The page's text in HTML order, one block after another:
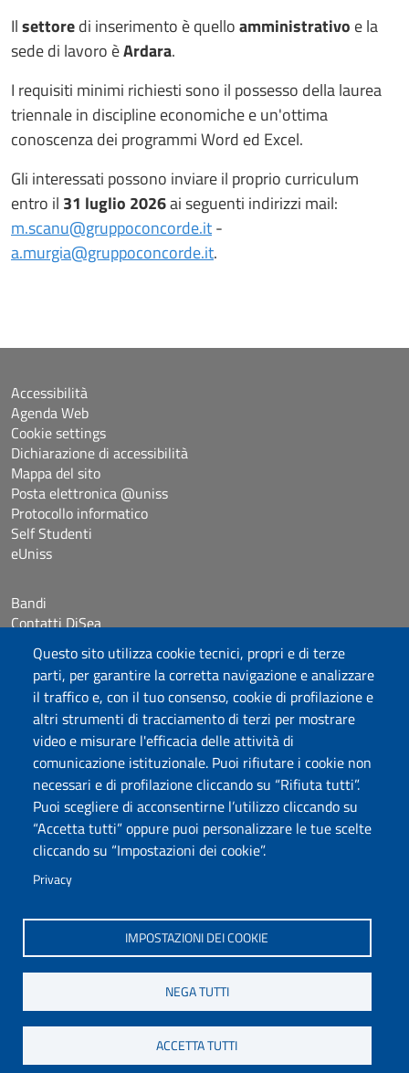
Questo sito utilizza cookie tecnici, propri e di terze
parti, per garantire la corretta navigazione e analizzare
il traffico e, con il tuo consenso, cookie di profilazione e
altri strumenti di tracciamento di terzi per mostrare
video e misurare l'efficacia delle attività di
comunicazione istituzionale. Puoi rifiutare i cookie non
necessari e di profilazione cliccando su “Rifiuta tutti”.
Puoi scegliere di acconsentirne l’utilizzo cliccando su
“Accetta tutti” oppure puoi personalizzare le tue scelte
cliccando su “Impostazioni dei cookie”.
Privacy
IMPOSTAZIONI DEI COOKIE
NEGA TUTTI
ACCETTA TUTTI
Ilsettoredi inserimento è quelloamministrativo e la
sede di lavoro èArdara.
I requisiti minimi richiesti sono il possesso della laurea
triennale in discipline economiche e un'ottima
conoscenza dei programmi Word ed Excel.
Gli interessati possono inviare il proprio curriculum
entro il 31 luglio 2026ai seguenti indirizzi mail:
m.scanu@gruppoconcorde.it-
a.murgia@gruppoconcorde.it.
Università degli Studi di Sassari
Dipartimento di Scienze Economiche e Aziendali
Via Muroni 25, 07100 Sassari
Tel: +39 079 213001
Fax: +39 079 213002
E-mail: disea@uniss.it
Coordinate GPS
Accessibilità
Agenda Web
Cookie settings
Dichiarazione di accessibilità
Mappa del sito
Posta elettronica @uniss
Protocollo informatico
Self Studenti
eUniss
Bandi
Contatti DiSea
Occupazione giornaliera aule
Prenotazione Sala riunioni
Seguici su